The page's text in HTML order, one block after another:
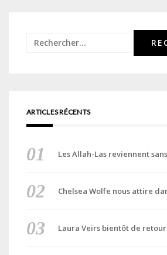
Rechercher :
ARTICLES RÉCENTS
Les Allah-Las reviennent
Chelsea Wolfe nous attire
Laura Veirs bientôt de retour